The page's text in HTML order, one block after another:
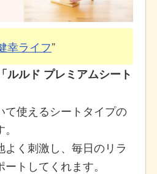
幸ライフ
ルルド プレミアムシート
て使えるシートタイプの
よく刺激し、毎日のリラ
トしてくれます。